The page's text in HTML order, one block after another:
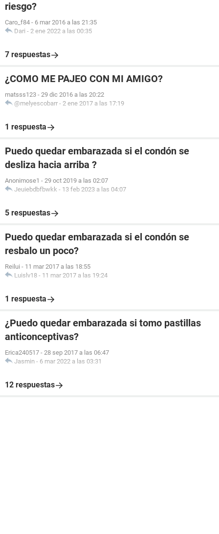
riesgo?
Caro_f84 - 6 mar 2016 a las 21:35
Dari - 2 ene 2022 a las 00:35
7 respuestas
¿COMO ME PAJEO CON MI AMIGO?
matsss123 - 29 dic 2016 a las 20:22
@melyescobarr - 2 ene 2017 a las 17:19
1 respuesta
Puedo quedar embarazada si el condón se
desliza hacia arriba ?
Anonimose1 - 29 oct 2019 a las 02:07
Jeuiebdbfbwkk - 13 feb 2023 a las 04:07
5 respuestas
Puedo quedar embarazada si el condón se
resbalo un poco?
Reilui - 11 mar 2017 a las 18:55
Luislv18 - 11 mar 2017 a las 19:24
1 respuesta
¿Puedo quedar embarazada si tomo pastillas
anticonceptivas?
Erica240517 - 28 sep 2017 a las 06:47
Jasmin - 6 mar 2022 a las 03:31
12 respuestas